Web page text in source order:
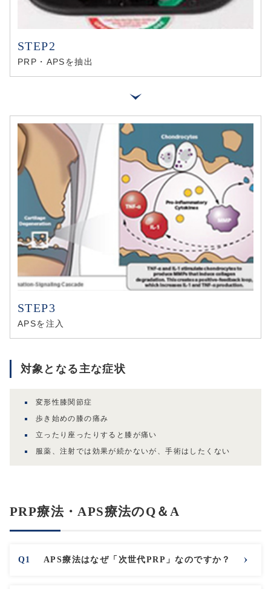
PRP・APSを抽出
APSを注入
対象となる主な症状
変形性膝関節症
歩き始めの膝の痛み
立ったり座ったりすると膝が痛い
服薬、注射では効果が続かないが、手術はしたくない
PRP療法・APS療法のQ＆A
APS療法はなぜ「次世代PRP」なのですか？